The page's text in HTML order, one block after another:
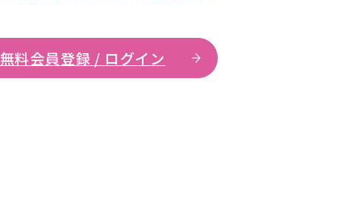
無料会員登録 / ログイン